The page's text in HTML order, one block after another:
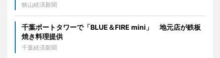
狭山経済新聞
千葉ポートタワーで「BLUE＆FIRE mini」 地元店が鉄板
焼き料理提供
千葉経済新聞